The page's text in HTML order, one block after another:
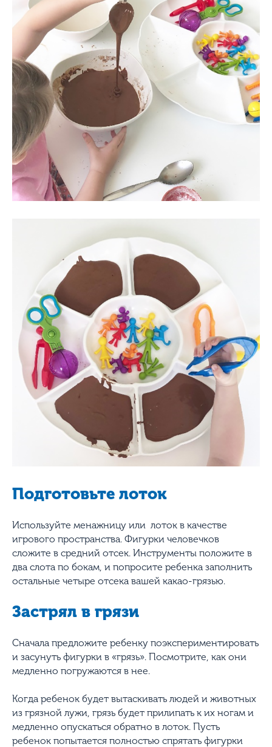
Подготовьте лоток
Используйте менажницу или лоток в качестве
игрового пространства. Фигурки человечков
сложите в средний отсек. Инструменты положите в
два слота по бокам, и попросите ребенка заполнить
остальные четыре отсека вашей какао-грязью.
Застрял в грязи
Сначала предложите ребенку поэкспериментировать
и засунуть фигурки в «грязь». Посмотрите, как они
медленно погружаются в нее.
Когда ребенок будет вытаскивать людей и животных
из грязной лужи, грязь будет прилипать к их ногам и
медленно опускаться обратно в лоток. Пусть
ребенок попытается полностью спрятать фигурки